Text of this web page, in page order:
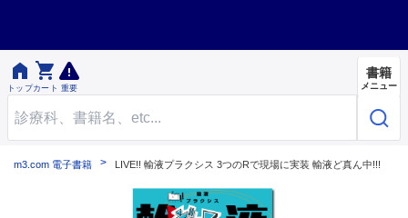

トップ

カート 重要
書籍
メニュー
m3.com 電子書籍 LIVE!! 輸液プラクシス 3つのRで現場に実装 輸液ど真ん中!!!